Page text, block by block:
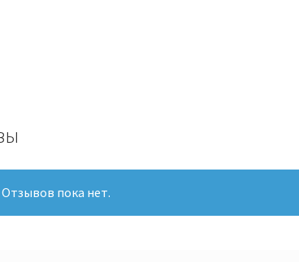
Отзывов пока нет.